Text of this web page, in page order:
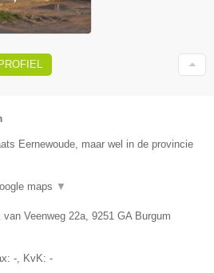
Eernewoude, maar wel in de provincie
maps ▼
Veenweg 22a, 9251 GA Burgum
-, KvK: -